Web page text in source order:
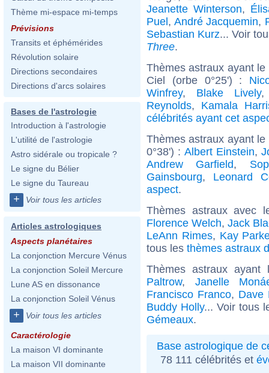
Thème mi-espace mi-temps
Prévisions
Transits et éphémérides
Révolution solaire
Directions secondaires
Directions d'arcs solaires
Bases de l'astrologie
Introduction à l'astrologie
L'utilité de l'astrologie
Astro sidérale ou tropicale ?
Le signe du Bélier
Le signe du Taureau
+ Voir tous les articles
Articles astrologiques
Aspects planétaires
La conjonction Mercure Vénus
La conjonction Soleil Mercure
Lune AS en dissonance
La conjonction Soleil Vénus
+ Voir tous les articles
Caractérologie
La maison VI dominante
La maison VII dominante
Jeanette Winterson,
Puel, André Jacquemin,
Sebastian Kurz... Voir
Three.
Thèmes astraux ayant
Ciel (orbe 0°25') :
Winfrey, Blake Lively
Reynolds, Kamala
célébrités ayant cet
Thèmes astraux ayant
0°38') : Albert Einstein,
Andrew Garfield,
Gainsbourg, Leonard
aspect.
Thèmes astraux avec
Florence Welch, Jack
LeAnn Rimes, Kay
tous les thèmes astraux
Thèmes astraux
Paltrow, Janelle
Francisco Franco, Dave
Buddy Holly... Voir tous
Gémeaux.
Base astrologique de
78 111 célébrités et